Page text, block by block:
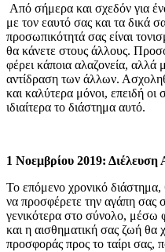
Από σήμερα και σχεδόν για
με τον εαυτό σας και τα δικά
προσωπικότητά σας είναι
θα κάνετε στους άλλους.
φέρει κάποια αλαζονεία, αλλά
αντίδραση των άλλων.
και καλύτερα μόνοι, επειδή οι
ιδιαίτερα το διάστημα αυτό.
1 Νοεμβρίου 2019:
Το επόμενο χρονικό διάστημα,
να προσφέρετε την αγάπη
γενικότερα στο σύνολο,
και η αισθηματική σας ζωή θα
προσφοράς προς το ταίρι σας,